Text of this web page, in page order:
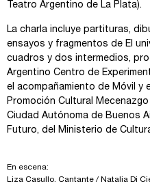
Teatro Argentino de La Plata).
La charla incluye partituras,
ensayos y fragmentos de El
cuadros y dos intermedios,
Argentino Centro de
el acompañamiento de Móvil y
Promoción Cultural
Ciudad Autónoma de Buenos
Futuro, del Ministerio de
En escena:
Liza Casullo. Cantante / Natalia Di